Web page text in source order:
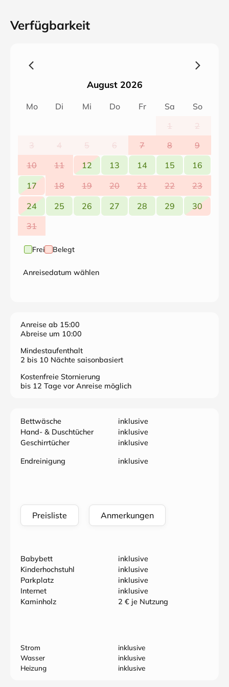
Kaminofen. Rauchen können Sie auf der Terrasse.
Terrassenbenutzung aus Rücksicht auf die Nachbarn
Verfügbarkeit
August 2026
Mo Di Mi Do Fr Sa
So
1
2
3
4 5 6 7 8
9
10
11 12 13 14 15
16
17
18 19 20 21 22
23
24
25 26 27 28 29
30
31
Frei Belegt
Anreisedatum wählen
Anreise ab 15:00
Abreise um 10:00
Mindestaufenthalt
2 bis 10 Nächte saisonbasiert
Kostenfreie Stornierung
bis 12 Tage vor Anreise möglich
Bettwäsche
inklusive
Hand- & Duschtücher
inklusive
Geschirrtücher
inklusive
Endreinigung
inklusive
Preisliste Anmerkungen
Babybett
inklusive
Kinderhochstuhl
inklusive
Parkplatz
inklusive
Internet
inklusive
Kaminholz
2 € je Nutzung
Strom
inklusive
Wasser
inklusive
Heizung
inklusive